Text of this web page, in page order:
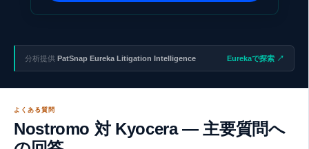
分析提供 PatSnap Eureka Litigation Intelligence Eurekaで探索 ↗
よくある質問
Nostromo 対 Kyocera — 主要質問へ